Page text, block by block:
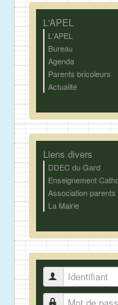
L'APEL
L'APEL
Bureau
Agenda
Parents bricoleurs
Actualité
Liens divers
DDEC du Gard
Enseignement
Association parents
La Mairie
Identifiant